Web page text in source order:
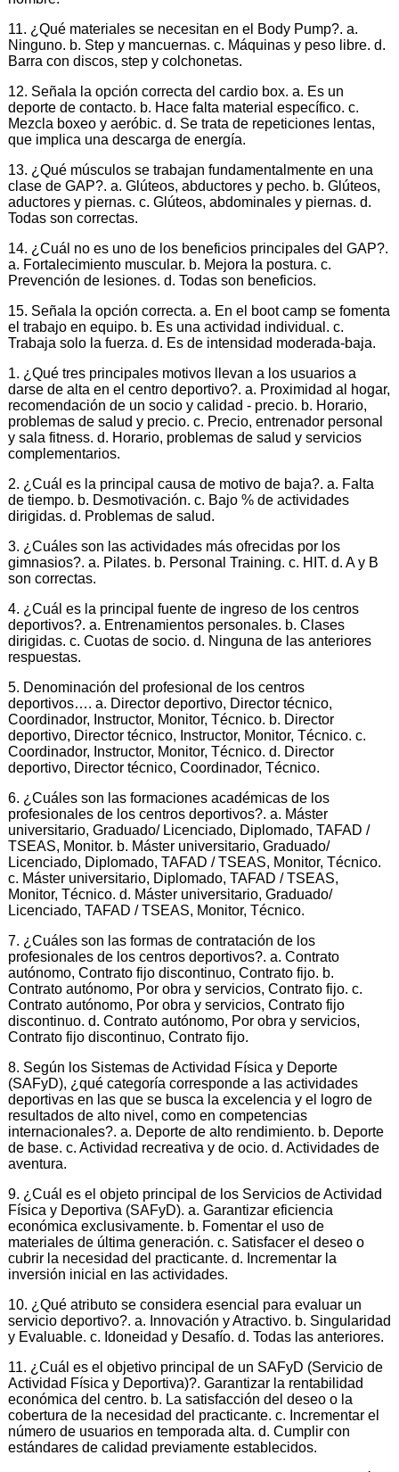
11. ¿Qué materiales se necesitan en el Body Pump?. a.
Ninguno. b. Step y mancuernas. c. Máquinas y peso libre. d.
Barra con discos, step y colchonetas.
12. Señala la opción correcta del cardio box. a. Es un
deporte de contacto. b. Hace falta material específico. c.
Mezcla boxeo y aeróbic. d. Se trata de repeticiones lentas,
que implica una descarga de energía.
13. ¿Qué músculos se trabajan fundamentalmente en una
clase de GAP?. a. Glúteos, abductores y pecho. b. Glúteos,
aductores y piernas. c. Glúteos, abdominales y piernas. d.
Todas son correctas.
14. ¿Cuál no es uno de los beneficios principales del GAP?.
a. Fortalecimiento muscular. b. Mejora la postura. c.
Prevención de lesiones. d. Todas son beneficios.
15. Señala la opción correcta. a. En el boot camp se fomenta
el trabajo en equipo. b. Es una actividad individual. c.
Trabaja solo la fuerza. d. Es de intensidad moderada-baja.
1. ¿Qué tres principales motivos llevan a los usuarios a
darse de alta en el centro deportivo?. a. Proximidad al hogar,
recomendación de un socio y calidad - precio. b. Horario,
problemas de salud y precio. c. Precio, entrenador personal
y sala fitness. d. Horario, problemas de salud y servicios
complementarios.
2. ¿Cuál es la principal causa de motivo de baja?. a. Falta
de tiempo. b. Desmotivación. c. Bajo % de actividades
dirigidas. d. Problemas de salud.
3. ¿Cuáles son las actividades más ofrecidas por los
gimnasios?. a. Pilates. b. Personal Training. c. HIT. d. A y B
son correctas.
4. ¿Cuál es la principal fuente de ingreso de los centros
deportivos?. a. Entrenamientos personales. b. Clases
dirigidas. c. Cuotas de socio. d. Ninguna de las anteriores
respuestas.
5. Denominación del profesional de los centros
deportivos…. a. Director deportivo, Director técnico,
Coordinador, Instructor, Monitor, Técnico. b. Director
deportivo, Director técnico, Instructor, Monitor, Técnico. c.
Coordinador, Instructor, Monitor, Técnico. d. Director
deportivo, Director técnico, Coordinador, Técnico.
6. ¿Cuáles son las formaciones académicas de los
profesionales de los centros deportivos?. a. Máster
universitario, Graduado/ Licenciado, Diplomado, TAFAD /
TSEAS, Monitor. b. Máster universitario, Graduado/
Licenciado, Diplomado, TAFAD / TSEAS, Monitor, Técnico.
c. Máster universitario, Diplomado, TAFAD / TSEAS,
Monitor, Técnico. d. Máster universitario, Graduado/
Licenciado, TAFAD / TSEAS, Monitor, Técnico.
7. ¿Cuáles son las formas de contratación de los
profesionales de los centros deportivos?. a. Contrato
autónomo, Contrato fijo discontinuo, Contrato fijo. b.
Contrato autónomo, Por obra y servicios, Contrato fijo. c.
Contrato autónomo, Por obra y servicios, Contrato fijo
discontinuo. d. Contrato autónomo, Por obra y servicios,
Contrato fijo discontinuo, Contrato fijo.
8. Según los Sistemas de Actividad Física y Deporte
(SAFyD), ¿qué categoría corresponde a las actividades
deportivas en las que se busca la excelencia y el logro de
resultados de alto nivel, como en competencias
internacionales?. a. Deporte de alto rendimiento. b. Deporte
de base. c. Actividad recreativa y de ocio. d. Actividades de
aventura.
9. ¿Cuál es el objeto principal de los Servicios de Actividad
Física y Deportiva (SAFyD). a. Garantizar eficiencia
económica exclusivamente. b. Fomentar el uso de
materiales de última generación. c. Satisfacer el deseo o
cubrir la necesidad del practicante. d. Incrementar la
inversión inicial en las actividades.
10. ¿Qué atributo se considera esencial para evaluar un
servicio deportivo?. a. Innovación y Atractivo. b. Singularidad
y Evaluable. c. Idoneidad y Desafío. d. Todas las anteriores.
11. ¿Cuál es el objetivo principal de un SAFyD (Servicio de
Actividad Física y Deportiva)?. Garantizar la rentabilidad
económica del centro. b. La satisfacción del deseo o la
cobertura de la necesidad del practicante. c. Incrementar el
número de usuarios en temporada alta. d. Cumplir con
estándares de calidad previamente establecidos.